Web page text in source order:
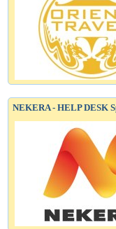
NEKERA - HELP DESK